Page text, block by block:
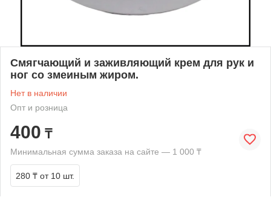
Смягчающий и заживляющий крем для рук и
ног со змеиным жиром.
Нет в наличии
Опт и розница
400 ₸
Минимальная сумма заказа на сайте — 1 000 ₸
280 ₸ от 10 шт.